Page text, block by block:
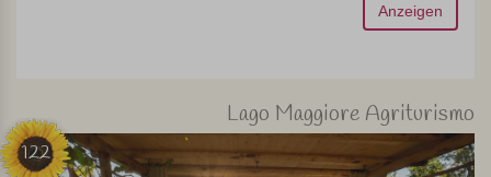
Anzeigen
Lago Maggiore Agriturismo
122